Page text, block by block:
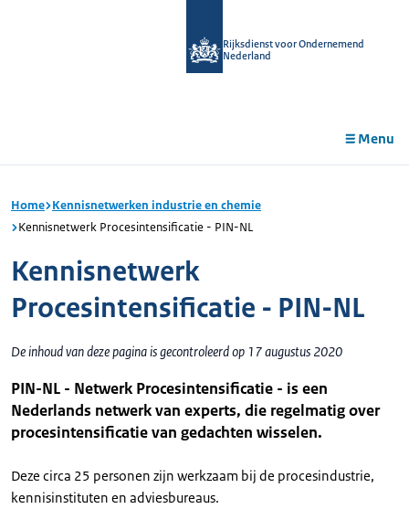
Rijksdienst voor Ondernemend
Nederland
Menu
Home Kennisnetwerken industrie en chemie
Kennisnetwerk Procesintensificatie - PIN-NL
Kennisnetwerk
Procesintensificatie - PIN-NL
De inhoud van deze pagina is gecontroleerd op 17 augustus 2020
PIN-NL - Netwerk Procesintensificatie - is een
Nederlands netwerk van experts, die regelmatig over
procesintensificatie van gedachten wisselen.
Deze circa 25 personen zijn werkzaam bij de procesindustrie,
kennisinstituten en adviesbureaus.